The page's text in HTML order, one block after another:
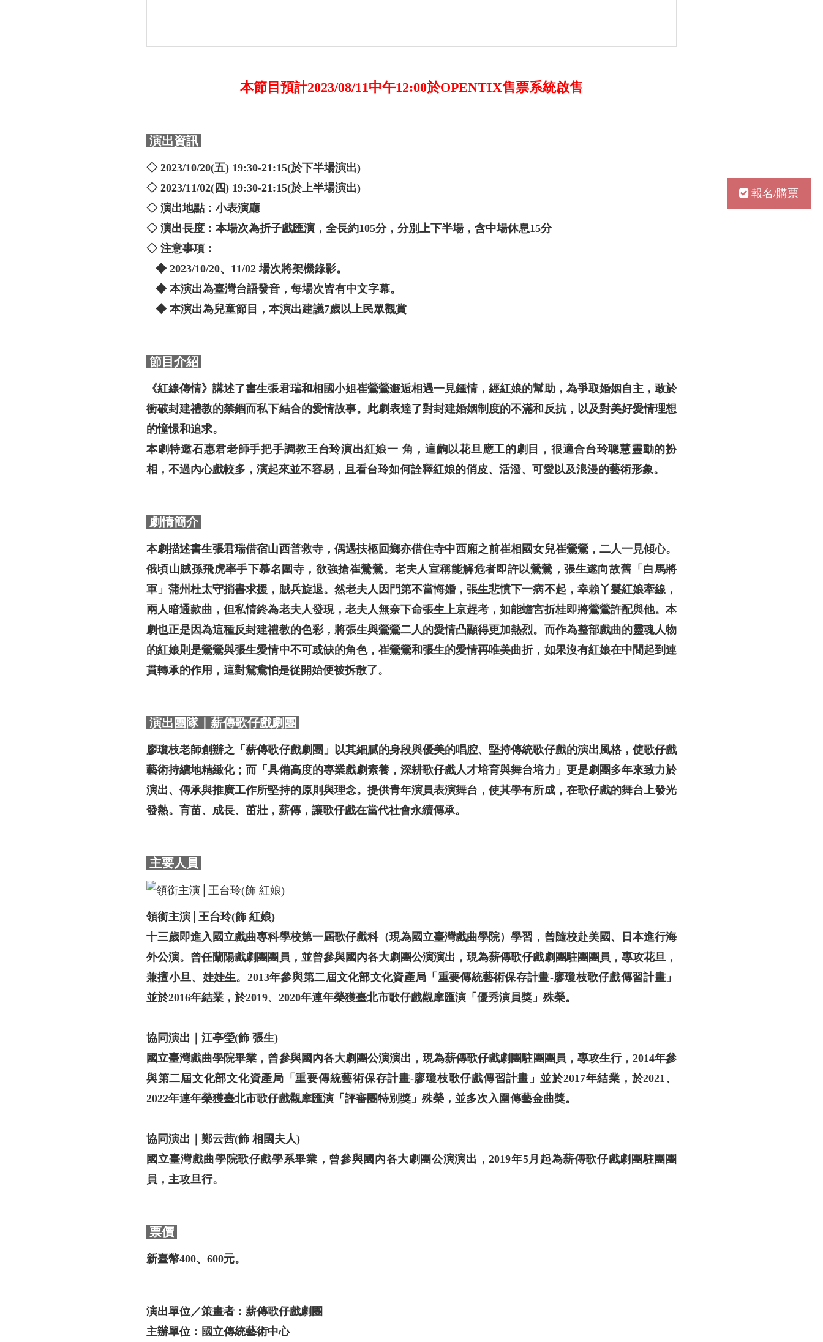
本節目預計2023/08/11中午12:00於OPENTIX售票系統啟售
演出資訊
◇ 2023/10/20(五) 19:30-21:15(於下半場演出)
◇ 2023/11/02(四) 19:30-21:15(於上半場演出)
◇ 演出地點：小表演廳
◇ 演出長度：本場次為折子戲匯演，全長約105分，分別上下半場，含中場休息15分
◇ 注意事項：
◆ 2023/10/20、11/02 場次將架機錄影。
◆ 本演出為臺灣台語發音，每場次皆有中文字幕。
◆ 本演出為兒童節目，本演出建議7歲以上民眾觀賞
節目介紹
《紅線傳情》講述了書生張君瑞和相國小姐崔鶯鶯邂逅相遇一見鍾情，經紅娘的幫助，為爭取婚姻自主，敢於
衝破封建禮教的禁錮而私下結合的愛情故事。此劇表達了對封建婚姻制度的不滿和反抗，以及對美好愛情理想
的憧憬和追求。
本劇特邀石惠君老師手把手調教王台玲演出紅娘一 角，這齣以花旦應工的劇目，很適合台玲聰慧靈動的扮
相，不過內心戲較多，演起來並不容易，且看台玲如何詮釋紅娘的俏皮、活潑、可愛以及浪漫的藝術形象。
劇情簡介
本劇描述書生張君瑞借宿山西普救寺，偶遇扶柩回鄉亦借住寺中西廂之前崔相國女兒崔鶯鶯，二人一見傾心。
俄頃山賊孫飛虎率手下慕名圍寺，欲強搶崔鶯鶯。老夫人宣稱能解危者即許以鶯鶯，張生遂向故舊「白馬將
軍」蒲州杜太守捎書求援，賊兵旋退。然老夫人因門第不當悔婚，張生悲憤下一病不起，幸賴丫鬟紅娘牽線，
兩人暗通款曲，但私情終為老夫人發現，老夫人無奈下命張生上京趕考，如能蟾宮折桂即將鶯鶯許配與他。本
劇也正是因為這種反封建禮教的色彩，將張生與鶯鶯二人的愛情凸顯得更加熱烈。而作為整部戲曲的靈魂人物
的紅娘則是鶯鶯與張生愛情中不可或缺的角色，崔鶯鶯和張生的愛情再唯美曲折，如果沒有紅娘在中間起到連
貫轉承的作用，這對鴛鴦怕是從開始便被拆散了。
演出團隊｜薪傳歌仔戲劇團
廖瓊枝老師創辦之「薪傳歌仔戲劇團」以其細膩的身段與優美的唱腔、堅持傳統歌仔戲的演出風格，使歌仔戲
藝術持續地精緻化；而「具備高度的專業戲劇素養，深耕歌仔戲人才培育與舞台培力」更是劇團多年來致力於
演出、傳承與推廣工作所堅持的原則與理念。提供青年演員表演舞台，使其學有所成，在歌仔戲的舞台上發光
發熱。育苗、成長、茁壯，薪傳，讓歌仔戲在當代社會永續傳承。
主要人員
領銜主演│王台玲(飾 紅娘)
十三歲即進入國立戲曲專科學校第一屆歌仔戲科（現為國立臺灣戲曲學院）學習，曾隨校赴美國、日本進行海
外公演。曾任蘭陽戲劇團團員，並曾參與國內各大劇團公演演出，現為薪傳歌仔戲劇團駐團團員，專攻花旦，
兼擅小旦、娃娃生。2013年參與第二屆文化部文化資產局「重要傳統藝術保存計畫-廖瓊枝歌仔戲傳習計畫」
並於2016年結業，於2019、2020年連年榮獲臺北市歌仔戲觀摩匯演「優秀演員獎」殊榮。
協同演出｜江亭瑩(飾 張生)
國立臺灣戲曲學院畢業，曾參與國內各大劇團公演演出，現為薪傳歌仔戲劇團駐團團員，專攻生行，2014年參
與第二屆文化部文化資產局「重要傳統藝術保存計畫-廖瓊枝歌仔戲傳習計畫」並於2017年結業，於2021、
2022年連年榮獲臺北市歌仔戲觀摩匯演「評審團特別獎」殊榮，並多次入圍傳藝金曲獎。
協同演出｜鄭云茜(飾 相國夫人)
國立臺灣戲曲學院歌仔戲學系畢業，曾參與國內各大劇團公演演出，2019年5月起為薪傳歌仔戲劇團駐團團
員，主攻旦行。
票價
新臺幣400、600元。
演出單位／策畫者：薪傳歌仔戲劇團
主辦單位：國立傳統藝術中心
報名/購票